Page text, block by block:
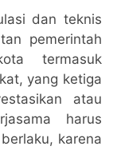
dan teknis
pemerintah
termasuk
yang ketiga
atau
harus
karena